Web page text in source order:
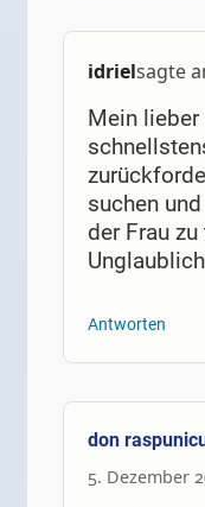
idrielsagte
Mein
suchen
der Frau
Antworten
don
5. Dezember